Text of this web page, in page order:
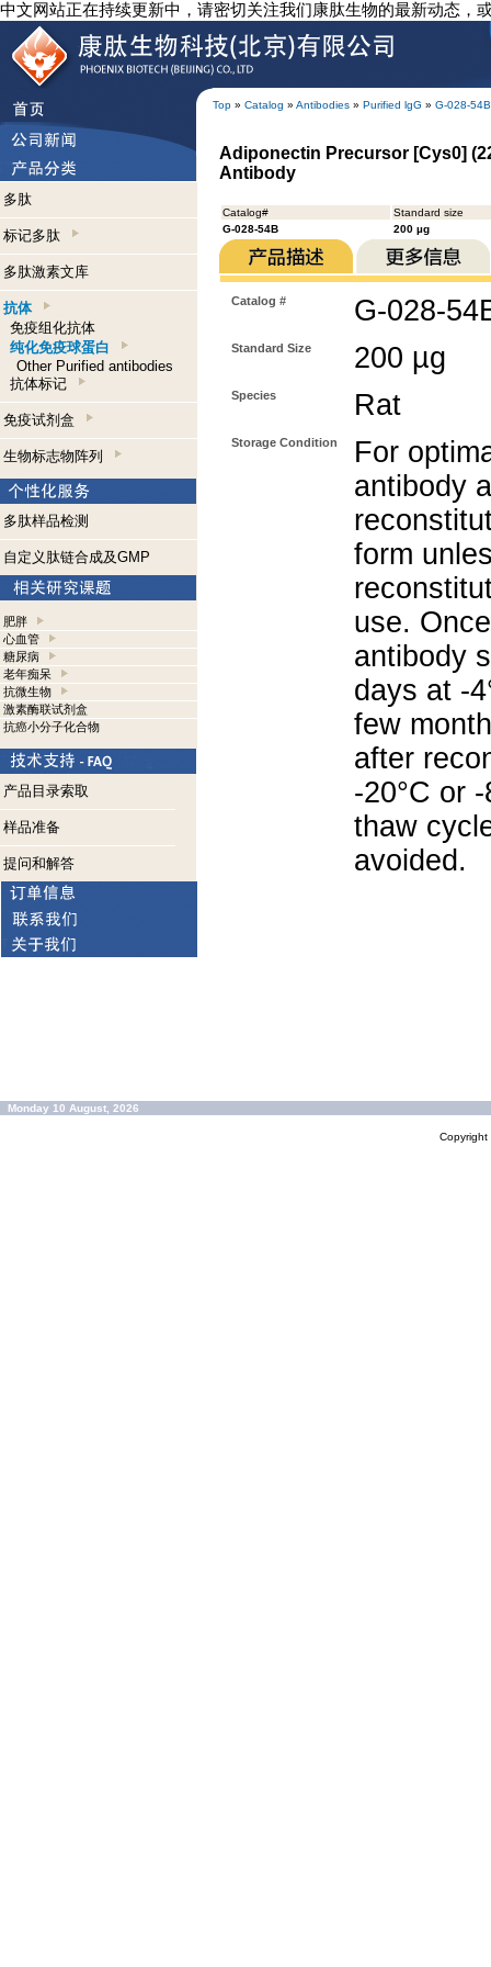
中文网站正在持续更新中，请密切关注我们康肽生物的最新动态，
Top » Catalog » Antibodies » Purified lgG » G-028-54B
多肽
标记多肽
多肽激素文库
抗体
免疫组化抗体
纯化免疫球蛋白
Other Purified antibodies
抗体标记
免疫试剂盒
生物标志物阵列
多肽样品检测
自定义肽链合成及GMP
肥胖
心血管
糖尿病
老年痴呆
抗微生物
激素酶联试剂盒
抗癌小分子化合物
产品目录索取
样品准备
提问和解答
Adiponectin Precursor [Cys0]
Antibody
Catalog#
Standard size
G-028-54B
200 µg
Catalog # G-028-
Standard Size 200 µg
Species Rat
Storage Condition
For
antibody
form
use.
antibody
days at -
few
after
-20°C or
thaw
avoided.
Monday 10 August, 2026